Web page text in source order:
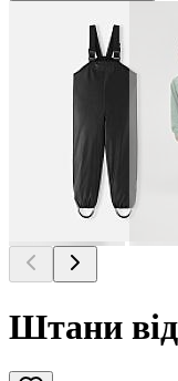
Штани